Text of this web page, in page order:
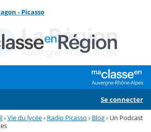
- Picasso
Se connecter
›Vie du lycée› Radio Picasso › Blog› Un Podcast